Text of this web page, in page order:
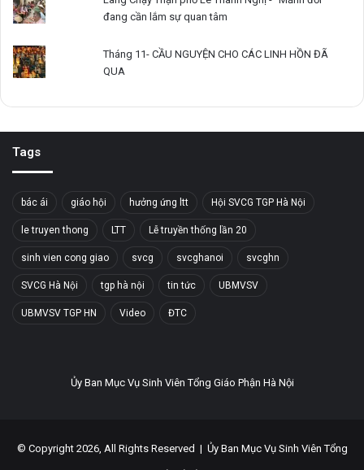
đang cần lắm sự quan tâm
Tháng 11- CẦU NGUYỆN CHO CÁC LINH HỒN ĐÃ
QUA
Tags
bác ái giáo hội hưởng ứng ltt Hội SVCG TGP Hà Nội
le truyen thong LTT Lễ truyền thống lần 20
sinh vien cong giao svcg svcghanoi svcghn
SVCG Hà Nội tgp hà nội tin tức UBMVSV
UBMVSV TGP HN Video ĐTC
Ủy Ban Mục Vụ Sinh Viên Tổng Giáo Phận Hà Nội
© Copyright 2026, All Rights Reserved | Ủy Ban Mục Vụ Sinh Viên Tổng